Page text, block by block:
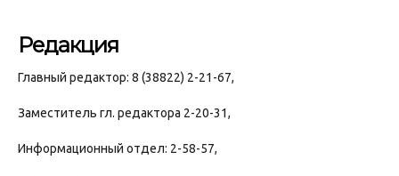
Редакция
Главный редактор: 8 (38822) 2-21-67,
Заместитель гл. редактора 2-20-31,
Информационный отдел: 2-58-57,